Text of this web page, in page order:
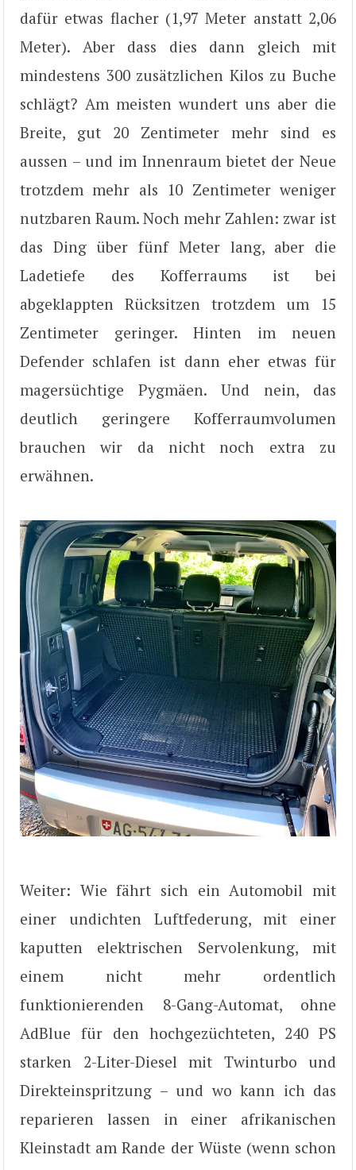
dafür etwas flacher (1,97 Meter anstatt 2,06
Meter). Aber dass dies dann gleich mit
mindestens 300 zusätzlichen Kilos zu Buche
schlägt? Am meisten wundert uns aber die
Breite, gut 20 Zentimeter mehr sind es
aussen – und im Innenraum bietet der Neue
trotzdem mehr als 10 Zentimeter weniger
nutzbaren Raum. Noch mehr Zahlen: zwar ist
das Ding über fünf Meter lang, aber die
Ladetiefe des Kofferraums ist bei
abgeklappten Rücksitzen trotzdem um 15
Zentimeter geringer. Hinten im neuen
Defender schlafen ist dann eher etwas für
magersüchtige Pygmäen. Und nein, das
deutlich geringere Kofferraumvolumen
brauchen wir da nicht noch extra zu
erwähnen.
Weiter: Wie fährt sich ein Automobil mit
einer undichten Luftfederung, mit einer
kaputten elektrischen Servolenkung, mit
einem nicht mehr ordentlich
funktionierenden 8-Gang-Automat, ohne
AdBlue für den hochgezüchteten, 240 PS
starken 2-Liter-Diesel mit Twinturbo und
Direkteinspritzung – und wo kann ich das
reparieren lassen in einer afrikanischen
Kleinstadt am Rande der Wüste (wenn schon